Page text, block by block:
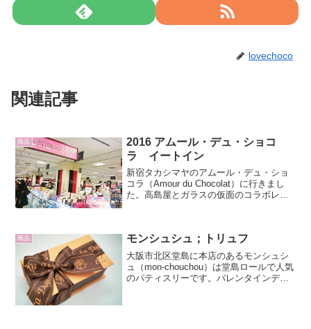
lovechoco
関連記事
商品
2016 アムール・デュ・ショコ
ラ イートイン
新宿タカシマヤのアムール・デュ・ショ
コラ（Amour du Chocolat）に行きまし
た。高島屋とガラスの仮面のコラボレー
られて...
商品 モンシュシュ；トリュフ
大阪市北区堂島に本店のあるモンシュシ
ュ（mon-chouchou）は堂島ロールで人気
のパティスリーです。バレンタインデー